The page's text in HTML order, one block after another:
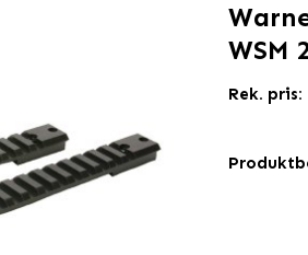
WSM
Rek. pris: